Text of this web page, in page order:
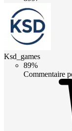
Ksd_games
89%
Commentaire